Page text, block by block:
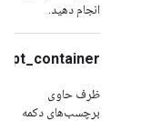
انجام دهید.
opt_container
ظرف حاوی
برچسب‌های دکمه